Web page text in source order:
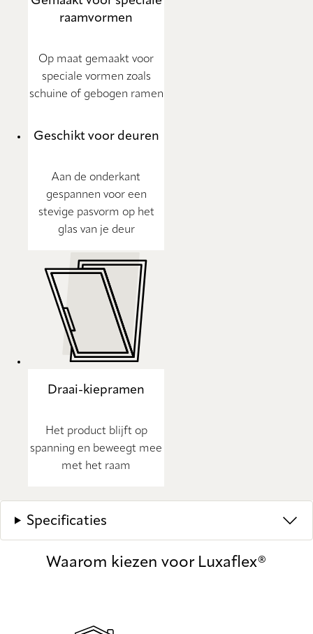
raamvormen
Op maat gemaakt voor
speciale vormen zoals
schuine of gebogen ramen
Geschikt voor deuren
Aan de onderkant
gespannen voor een
stevige pasvorm op het
glas van je deur
Draai-kiepramen
Het product blijft op
spanning en beweegt mee
met het raam
Specificaties
Waarom kiezen voor Luxaflex®